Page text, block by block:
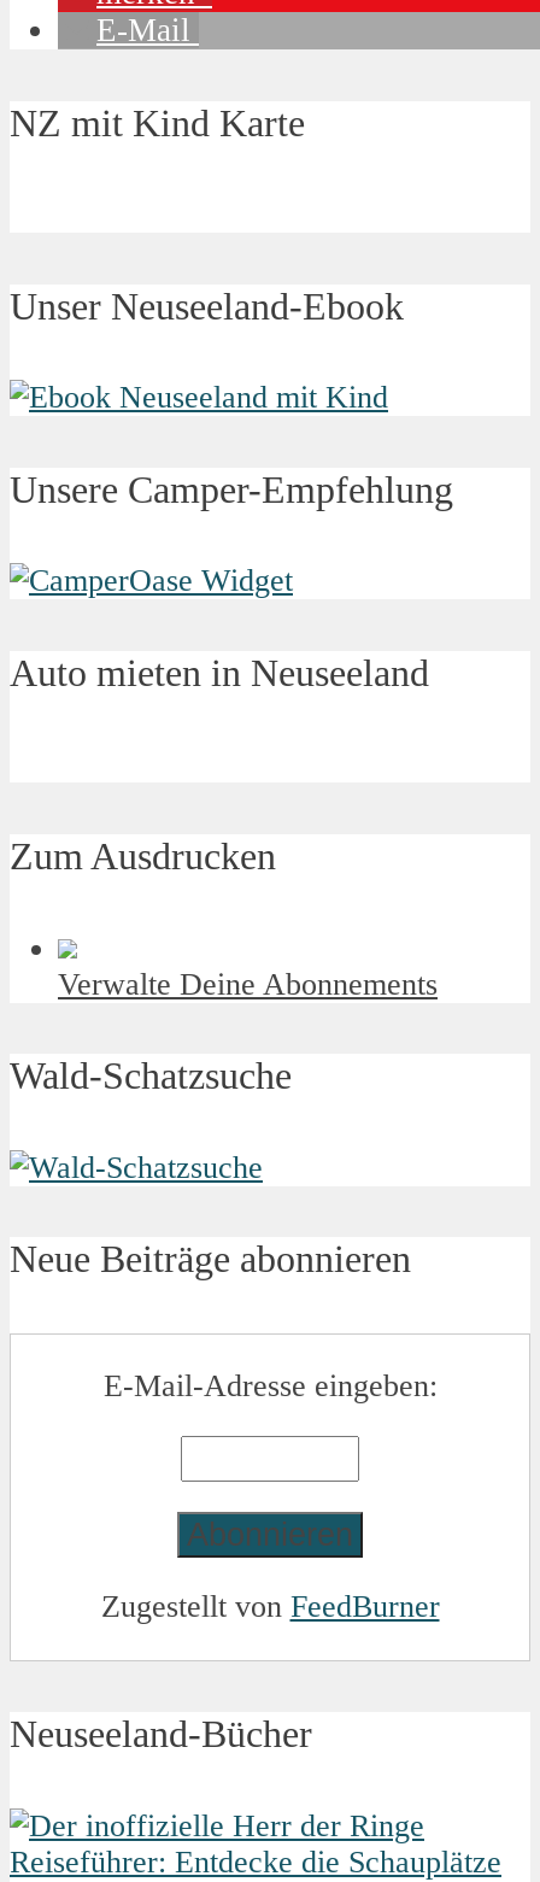
E-Mail
NZ mit Kind Karte
Unser Neuseeland-Ebook
Unsere Camper-Empfehlung
Auto mieten in Neuseeland
Zum Ausdrucken
Verwalte Deine Abonnements
Wald-Schatzsuche
Neue Beiträge abonnieren
E-Mail-Adresse eingeben:
Zugestellt von FeedBurner
Neuseeland-Bücher